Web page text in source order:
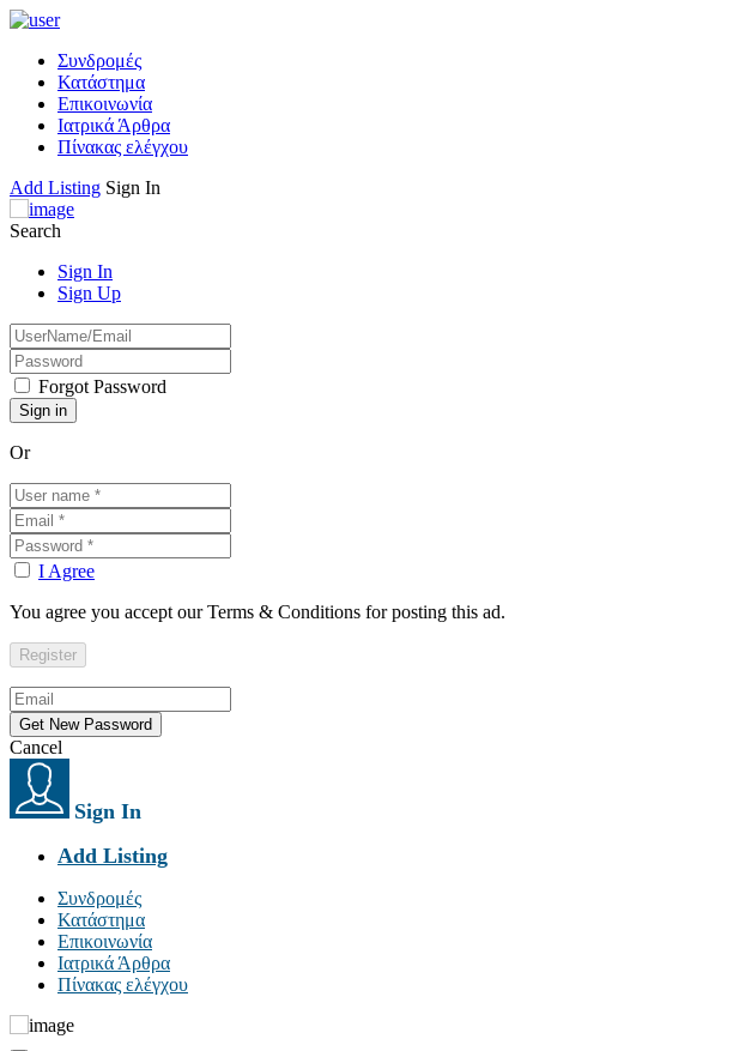
Συνδρομές
Κατάστημα
Επικοινωνία
Ιατρικά Άρθρα
Πίνακας ελέγχου
Add Listing Sign In
Search
Sign In
Sign Up
Forgot Password
Or
I Agree
You agree you accept our Terms & Conditions for posting this ad.
Cancel
Sign In
Add Listing
Συνδρομές
Κατάστημα
Επικοινωνία
Ιατρικά Άρθρα
Πίνακας ελέγχου